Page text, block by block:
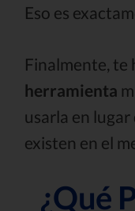
Eso es
Finalmente, te
herramienta
usarla en
existen en el
¿Qué